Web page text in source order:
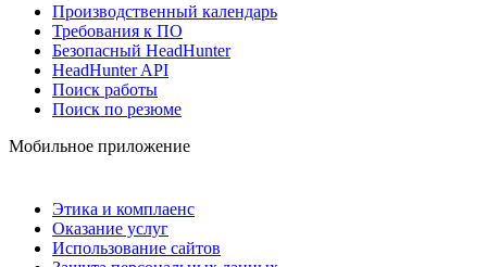
Производственный календарь
Требования к ПО
Безопасный HeadHunter
HeadHunter API
Поиск работы
Поиск по резюме
Мобильное приложение
Этика и комплаенс
Оказание услуг
Использование сайтов